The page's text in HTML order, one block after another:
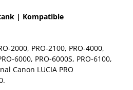
| Kompatible
2000, PRO-2100, PRO-4000,
6000, PRO-6000S, PRO-6100,
Canon LUCIA PRO